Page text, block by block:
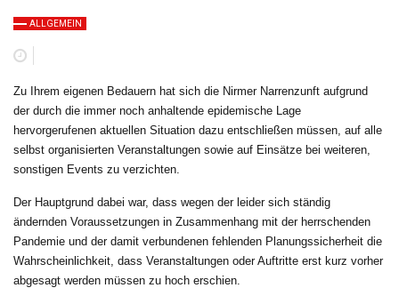
ALLGEMEIN
Zu Ihrem eigenen Bedauern hat sich die Nirmer Narrenzunft aufgrund
der durch die immer noch anhaltende epidemische Lage
hervorgerufenen aktuellen Situation dazu entschließen müssen, auf alle
selbst organisierten Veranstaltungen sowie auf Einsätze bei weiteren,
sonstigen Events zu verzichten.
Der Hauptgrund dabei war, dass wegen der leider sich ständig
ändernden Voraussetzungen in Zusammenhang mit der herrschenden
Pandemie und der damit verbundenen fehlenden Planungssicherheit die
Wahrscheinlichkeit, dass Veranstaltungen oder Auftritte erst kurz vorher
abgesagt werden müssen zu hoch erschien.